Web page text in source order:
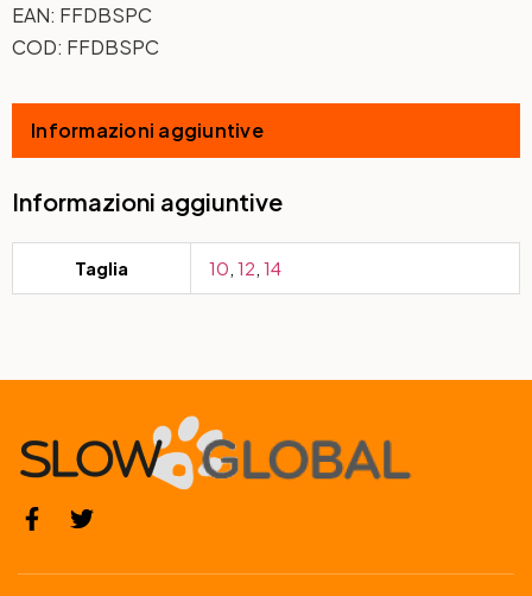
EAN: FFDBSPC
COD: FFDBSPC
Informazioni aggiuntive
Informazioni aggiuntive
Taglia 10, 12, 14